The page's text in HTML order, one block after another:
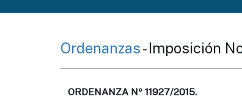
Ordenanzas- Imposición
ORDENANZA Nº 11927/2015.